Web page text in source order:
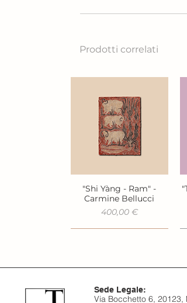
Prodotti correlati
Vista rapida
"Shi Yàng - Ram" -
Carmine Bellucci
Prezzo
400,00 €
Sede Legale:
Via Bocchetto 6, 20123,